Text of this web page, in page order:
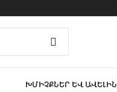
ԽՄԻՉՔՆԵՐ ԵՎ ԱՎԵԼԻՆ